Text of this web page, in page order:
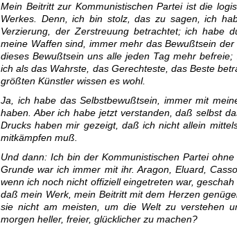
Mein Beitritt zur Kommunistischen Partei ist die
Werkes. Denn, ich bin stolz, das zu sagen, ich
Verzierung, der Zerstreuung be­trachtet; ich habe
meine Waffen sind, immer mehr das Bewußtsein
dieses Bewußtsein uns alle jeden Tag mehr
ich als das Wahrste, das Ge­rechteste, das Beste
größten Künstler wissen es wohl.
Ja, ich habe das Selbstbewußtsein, immer mit
haben. Aber ich habe jetzt verstanden, daß selbst
Drucks haben mir gezeigt, daß ich nicht allein
mitkämpfen muß.
Und dann: Ich bin der Kommunistischen Partei
Grunde war ich immer mit ihr. Aragon, Eluard,
wenn ich noch nicht offiziell eingetreten war,
daß mein Werk, mein Beitritt mit dem Herzen
sie nicht am meisten, um die Welt zu verstehen
morgen heller, freier, glücklicher zu machen?